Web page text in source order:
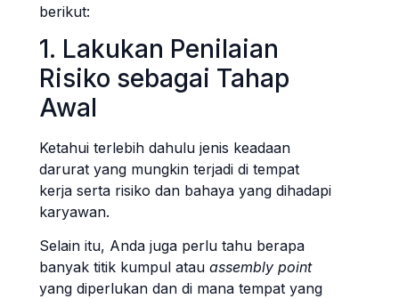
berikut:
1. Lakukan Penilaian
Risiko sebagai Tahap
Awal
Ketahui terlebih dahulu jenis keadaan
darurat yang mungkin terjadi di tempat
kerja serta risiko dan bahaya yang dihadapi
karyawan.
Selain itu, Anda juga perlu tahu berapa
banyak titik kumpul atau assembly point
yang diperlukan dan di mana tempat yang